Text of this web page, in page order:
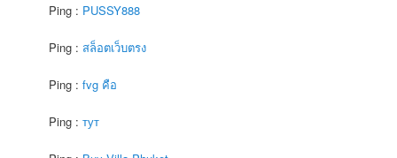
Ping : PUSSY888
Ping : สล็อตเว็บตรง
Ping :fvg คือ
Ping :тут